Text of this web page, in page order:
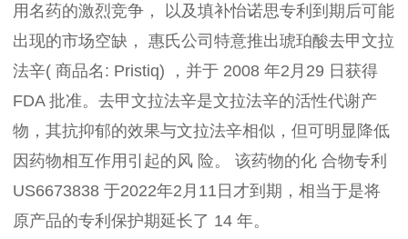
用名药的激烈竞争， 以及填补怡诺思专利到期后可能
出现的市场空缺， 惠氏公司特意推出琥珀酸去甲文拉
法辛( 商品名: Pristiq) ，并于 2008 年2月29 日获得
FDA 批准。去甲文拉法辛是文拉法辛的活性代谢产
物，其抗抑郁的效果与文拉法辛相似，但可明显降低
因药物相互作用引起的风 险。 该药物的化 合物专利
US6673838 于2022年2月11日才到期，相当于是将
原产品的专利保护期延长了 14 年。